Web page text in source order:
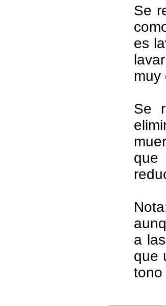
Se
es
muy
Se
que
a
que
tono